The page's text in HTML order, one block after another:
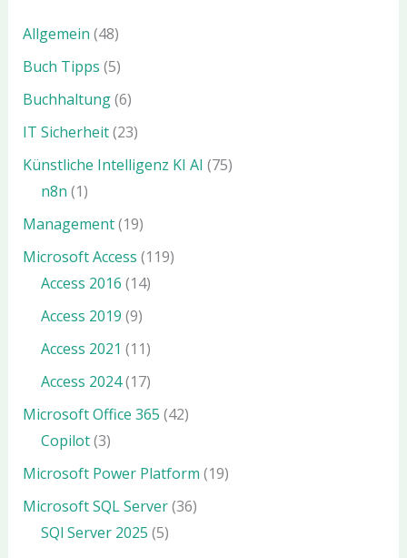
Allgemein (48)
Buch Tipps (5)
Buchhaltung(6)
IT Sicherheit(23)
Künstliche Intelligenz KI AI (75)
n8n (1)
Management(19)
Microsoft Access (119)
Access 2016 (14)
Access 2019 (9)
Access 2021 (11)
Access 2024(17)
Microsoft Office 365 (42)
Copilot(3)
Microsoft Power Platform (19)
Microsoft SQL Server(36)
SQl Server 2025 (5)